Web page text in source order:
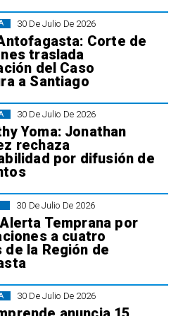
30 De Julio De 2026
Corte de
traslada
del Caso
a Santiago
30 De Julio De 2026
Yoma: Jonathan
rechaza
por difusión de
30 De Julio De 2026
Temprana por
a cuatro
de la Región de
30 De Julio De 2026